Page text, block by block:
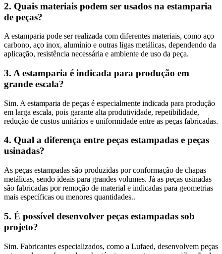
2. Quais materiais podem ser usados na estamparia
de peças?
A estamparia pode ser realizada com diferentes materiais, como aço
carbono, aço inox, alumínio e outras ligas metálicas, dependendo da
aplicação, resistência necessária e ambiente de uso da peça.
3. A estamparia é indicada para produção em
grande escala?
Sim. A estamparia de peças é especialmente indicada para produção
em larga escala, pois garante alta produtividade, repetibilidade,
redução de custos unitários e uniformidade entre as peças fabricadas.
4. Qual a diferença entre peças estampadas e peças
usinadas?
As peças estampadas são produzidas por conformação de chapas
metálicas, sendo ideais para grandes volumes. Já as peças usinadas
são fabricadas por remoção de material e indicadas para geometrias
mais específicas ou menores quantidades..
5. É possível desenvolver peças estampadas sob
projeto?
Sim. Fabricantes especializados, como a Lufaed, desenvolvem peças